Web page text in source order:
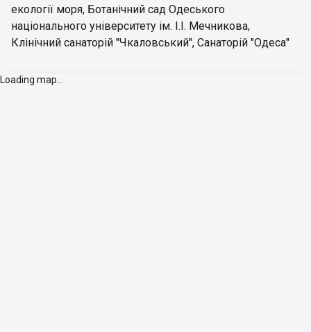
екології моря, Ботанічний сад Одеського
національного університету ім. І.І. Мечникова,
Клінічний санаторій "Чкаловський", Санаторій "Одеса"
Loading map...